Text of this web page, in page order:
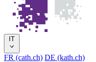
IT
FR (cath.ch) DE (kath.ch)